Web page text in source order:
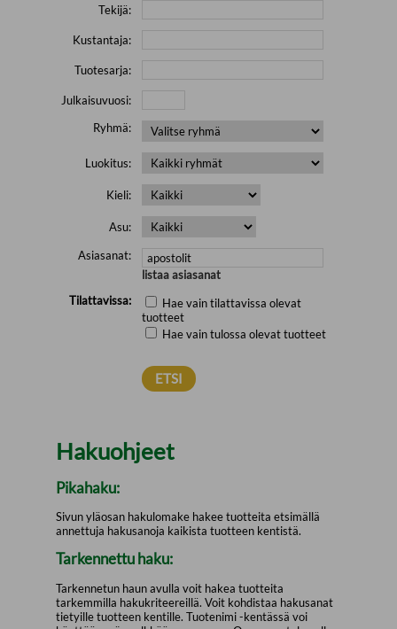
Tekijä:
Kustantaja:
Tuotesarja:
Julkaisuvuosi:
Ryhmä:
Luokitus:
Kieli:
Asu:
Asiasanat:
listaa asiasanat
Tilattavissa:
Hae vain tilattavissa olevat
tuotteet
Hae vain tulossa olevat tuotteet
Hakuohjeet
Pikahaku:
Sivun yläosan hakulomake hakee tuotteita etsimällä
annettuja hakusanoja kaikista tuotteen kentistä.
Tarkennettu haku:
Tarkennetun haun avulla voit hakea tuotteita
tarkemmilla hakukriteereillä. Voit kohdistaa hakusanat
tietyille tuotteen kentille. Tuotenimi -kentässä voi